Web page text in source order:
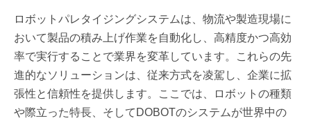
ロボットパレタイジングシステムは、物流や製造現場に
おいて製品の積み上げ作業を自動化し、高精度かつ高効
率で実行することで業界を変革しています。これらの先
進的なソリューションは、従来方式を凌駕し、企業に拡
張性と信頼性を提供します。ここでは、ロボットの種類
や際立った特長、そしてDOBOTのシステムが世界中の